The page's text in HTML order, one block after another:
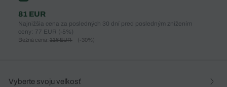
81 EUR
Najnižšia cena za posledných 30 dní pred posledným znížením
ceny: 77 EUR (-5%)
Bežná cena: 116 EUR (-30%)
Vyberte svoju veľkosť